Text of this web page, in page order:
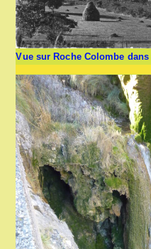
Vue sur Roche Colombe dans